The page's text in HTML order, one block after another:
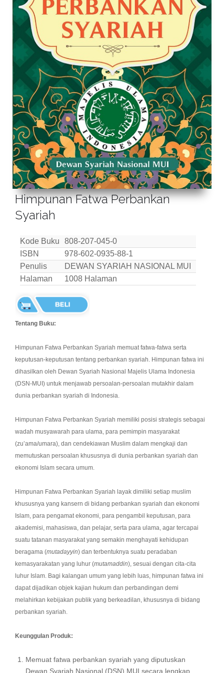
Himpunan Fatwa Perbankan
Syariah
Kode Buku
808-207-045-0
ISBN
978-602-0935-88-1
Penulis
DEWAN SYARIAH NASIONAL MUI
Halaman
1008 Halaman
Tentang Buku:
Himpunan Fatwa Perbankan Syariah memuat fatwa-fatwa serta
keputusan-keputusan tentang perbankan syariah. Himpunan fatwa ini
dihasilkan oleh Dewan Syariah Nasional Majelis Ulama Indonesia
(DSN-MUI) untuk menjawab persoalan-persoalan mutakhir dalam
dunia perbankan syariah di Indonesia.
Himpunan Fatwa Perbankan Syariah memiliki posisi strategis sebagai
wadah musyawarah para ulama, para pemimpin masyarakat
(zu’ama/umara), dan cendekiawan Muslim dalam mengkaji dan
memutuskan persoalan khususnya di dunia perbankan syariah dan
ekonomi Islam secara umum.
Himpunan Fatwa Perbankan Syariah layak dimiliki setiap muslim
khususnya yang kansern di bidang perbankan syariah dan ekonomi
Islam, para pengamat ekonomi, para pengambil keputusan, para
akademisi, mahasiswa, dan pelajar, serta para ulama, agar tercapai
suatu tatanan masyarakat yang semakin menghayati kehidupan
beragama (mutadayyin) dan terbentuknya suatu peradaban
kemasyarakatan yang luhur (mutamaddin), sesuai dengan cita-cita
luhur Islam. Bagi kalangan umum yang lebih luas, himpunan fatwa ini
dapat dijadikan objek kajian hukum dan perbandingan demi
melahirkan kebijakan publik yang berkeadilan, khususnya di bidang
perbankan syariah.
Keunggulan Produk:
Memuat fatwa perbankan syariah yang diputuskan
Dewan Syariah Nasional (DSN) MUI secara lengkap.